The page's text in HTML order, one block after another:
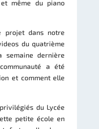
même du piano
projet dans notre
du quatrième
semaine dernière
a été
et comment elle
du Lycée
petite école en